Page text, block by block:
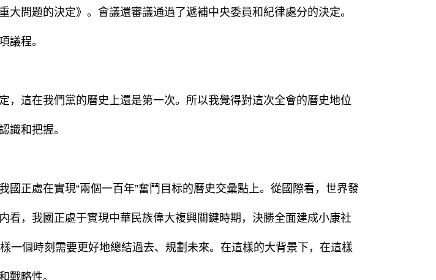
問題的決定》。會議還審議通過了遞補中央委員和紀律處分的決定。
議程。
這在我們黨的曆史上還是第一次。所以我覺得對這次全會的曆史地位
識和把握。
正處在實現“兩個一百年”奮鬥目标的曆史交彙點上。從國際看，世界發
看，我國正處于實現中華民族偉大複興關鍵時期，決勝全面建成小康社
一個時刻需要更好地總結過去、規劃未來。在這樣的大背景下，在這樣
戰略性。